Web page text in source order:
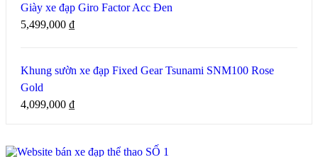
Giày xe đạp Giro Factor Acc Đen
5,499,000 ₫
Khung sườn xe đạp Fixed Gear Tsunami SNM100 Rose
Gold
4,099,000 ₫